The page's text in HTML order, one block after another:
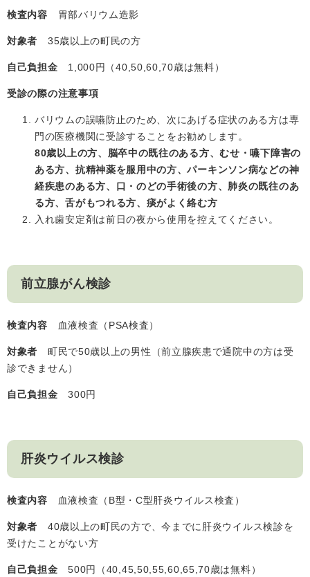
検査内容 胃部バリウム造影
対象者 35歳以上の町民の方
自己負担金 1,000円（40,50,60,70歳は無料）
受診の際の注意事項
バリウムの誤嚥防止のため、次にあげる症状のある方は専
門の医療機関に受診することをお勧めします。
80歳以上の方、脳卒中の既往のある方、むせ・嚥下障害の
ある方、抗精神薬を服用中の方、パーキンソン病などの神
経疾患のある方、口・のどの手術後の方、肺炎の既往のあ
る方、舌がもつれる方、痰がよく絡む方
入れ歯安定剤は前日の夜から使用を控えてください。
前立腺がん検診
検査内容 血液検査（PSA検査）
対象者 町民で50歳以上の男性（前立腺疾患で通院中の方は受
診できません）
自己負担金300円
肝炎ウイルス検診
検査内容 血液検査（B型・C型肝炎ウイルス検査）
対象者 40歳以上の町民の方で、今までに肝炎ウイルス検診を
受けたことがない方
自己負担金500円（40,45,50,55,60,65,70歳は無料）